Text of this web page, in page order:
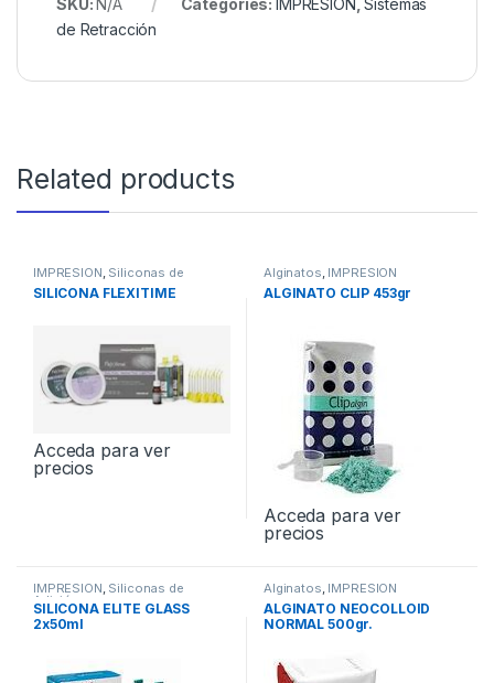
de Retracción
Related products
IMPRESION Siliconas de
Adición
SILICONA FLEXITIME
Acceda para ver
precios
Alginatos IMPRESION
ALGINATO CLIP 453gr
Acceda para ver
precios
IMPRESION, Siliconas de
Adición
SILICONA ELITE GLASS
2x50ml
Alginatos, IMPRESION
ALGINATO NEOCOLLOID
NORMAL 500gr.